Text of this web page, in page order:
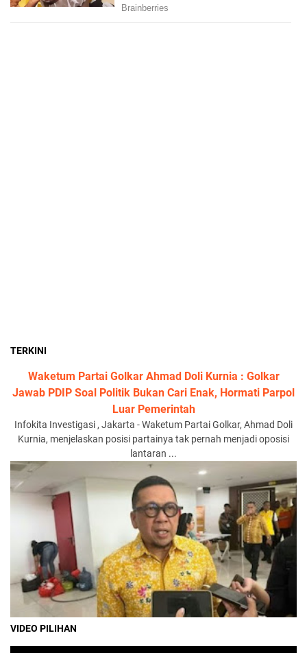
TERKINI
Waketum Partai Golkar Ahmad Doli Kurnia : Golkar
Jawab PDIP Soal Politik Bukan Cari Enak, Hormati Parpol
Luar Pemerintah
Infokita Investigasi , Jakarta - Waketum Partai Golkar, Ahmad Doli
Kurnia, menjelaskan posisi partainya tak pernah menjadi oposisi
lantaran ...
VIDEO PILIHAN